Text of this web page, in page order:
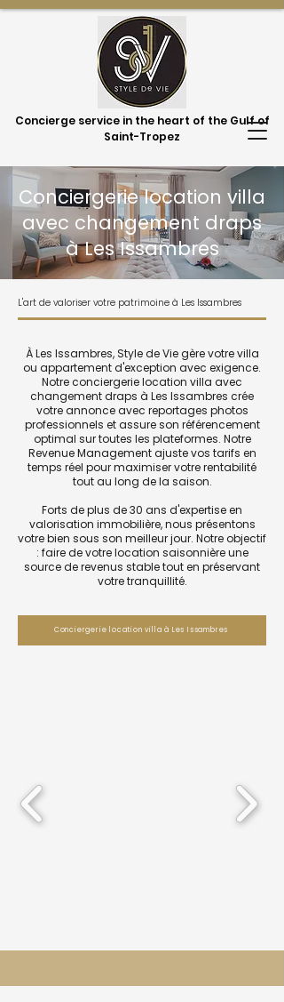
Concierge service in the heart of the Gulf of
Saint-Tropez
Conciergerie location villa
avec changement draps
à Les Issambres
L'art de valoriser votre patrimoine à Les Issambres
À Les Issambres, Style de Vie gère votre villa
ou appartement d'exception avec exigence.
Notre conciergerie location villa avec
changement draps à Les Issambres crée
votre annonce avec reportages photos
professionnels et assure son référencement
optimal sur toutes les plateformes. Notre
Revenue Management ajuste vos tarifs en
temps réel pour maximiser votre rentabilité
tout au long de la saison.
Forts de plus de 30 ans d'expertise en
valorisation immobilière, nous présentons
votre bien sous son meilleur jour. Notre objectif
: faire de votre location saisonnière une
source de revenus stable tout en préservant
votre tranquillité.
Conciergerie location villa à Les Issambres